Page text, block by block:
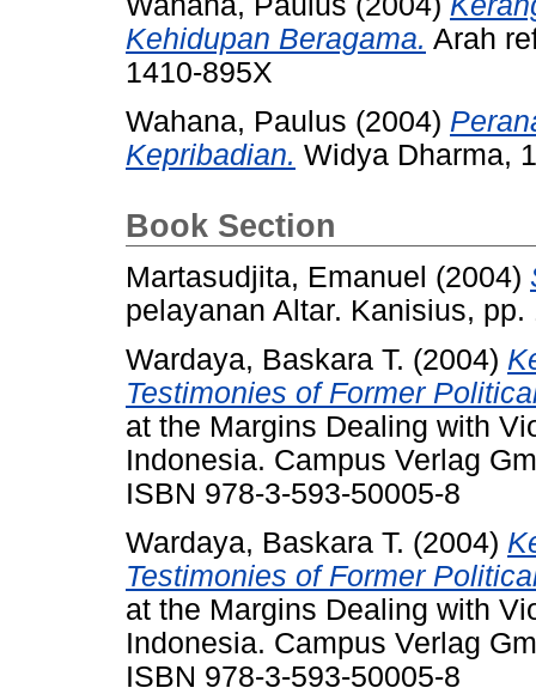
Kehidupan Beragama. Arah
1410-895X
Wahana, Paulus (2004)
Kepribadian. Widya Dharma,
Book Section
Martasudjita, Emanuel (2004)
pelayanan Altar. Kanisius,
Wardaya, Baskara T. (2004)
Testimonies of Former
at the Margins Dealing with
Indonesia. Campus Verlag
ISBN 978-3-593-50005-8
Wardaya, Baskara T. (2004)
Testimonies of Former
at the Margins Dealing with
Indonesia. Campus Verlag
ISBN 978-3-593-50005-8